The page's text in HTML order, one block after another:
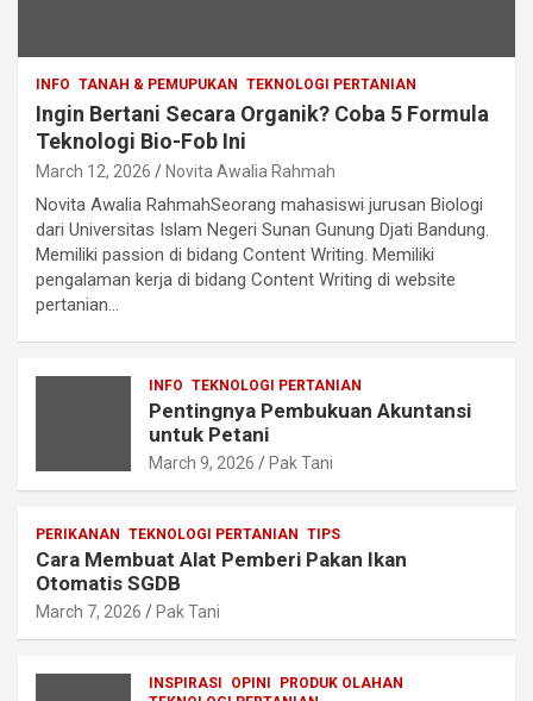
INFO TANAH & PEMUPUKAN TEKNOLOGI PERTANIAN
Ingin Bertani Secara Organik? Coba 5 Formula
Teknologi Bio-Fob Ini
March 12, 2026 Novita Awalia Rahmah
Novita Awalia RahmahSeorang mahasiswi jurusan Biologi
dari Universitas Islam Negeri Sunan Gunung Djati Bandung.
Memiliki passion di bidang Content Writing. Memiliki
pengalaman kerja di bidang Content Writing di website
pertanian…
INFO TEKNOLOGI PERTANIAN
Pentingnya Pembukuan Akuntansi
untuk Petani
March 9, 2026 Pak Tani
PERIKANAN TEKNOLOGI PERTANIAN TIPS
Cara Membuat Alat Pemberi Pakan Ikan
Otomatis SGDB
March 7, 2026 Pak Tani
INSPIRASI OPINI
PRODUK OLAHAN